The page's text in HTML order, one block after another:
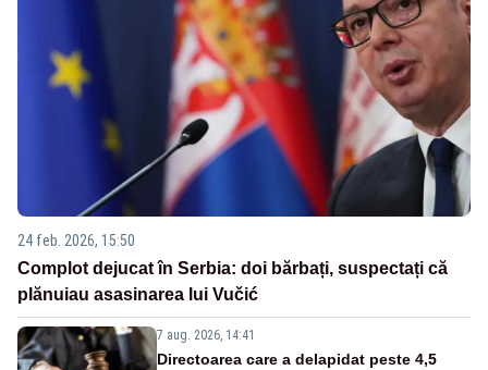
24 feb. 2026, 15:50
Complot dejucat în Serbia: doi bărbați, suspectați că
plănuiau asasinarea lui Vučić
7 aug. 2026, 14:41
Directoarea care a delapidat peste 4,5